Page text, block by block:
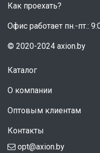
Как проехать?
Офис работает пн.-пт.:
© 2020-2024 axion.by
Каталог
О компании
Оптовым клиентам
Контакты
opt@axion.by